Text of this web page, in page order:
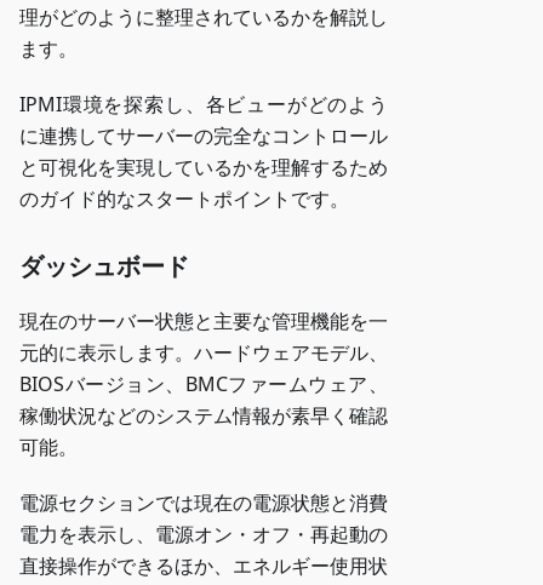
理がどのように整理されているかを解説し
ます。
IPMI環境を探索し、各ビューがどのよう
に連携してサーバーの完全なコントロール
と可視化を実現しているかを理解するため
のガイド的なスタートポイントです。
ダッシュボード
現在のサーバー状態と主要な管理機能を一
元的に表示します。ハードウェアモデル、
BIOSバージョン、BMCファームウェア、
稼働状況などのシステム情報が素早く確認
可能。
電源セクションでは現在の電源状態と消費
電力を表示し、電源オン・オフ・再起動の
直接操作ができるほか、エネルギー使用状